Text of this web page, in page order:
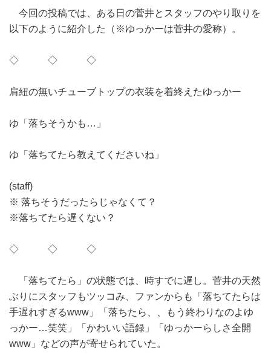
今回の投稿では、ある日の菅井とスタッフのやり取りを
以下のように紹介した（※ゆっかーは菅井の愛称）。
◇ ◇ ◇
肩紐の無いチューブトップの衣装を着終えたゆっかー
ゆ「落ちそうかも…」
ゆ「落ちてたら教えてくださいね」
(staff)
※ 落ちそうだったらじゃなくて？
※落ちてたら遅くない？
◇ ◇ ◇
「落ちてたら」の状態では、時すでに遅し。菅井の天然
ぶりにスタッフもツッコみ、ファンからも「落ちてたらは
手遅れすぎるwww」「落ちたら、、もう終わりなのよゆ
っかー…笑笑」「かわいい語録」「ゆっかーらしさ全開
www」などの声が寄せられていた。